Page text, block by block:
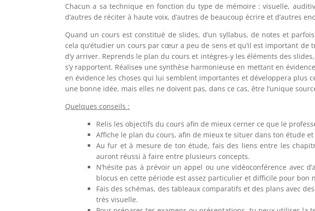
Chacun a sa technique en fonction du type de mémoire : visuelle,
d’autres de réciter à haute voix, d’autres de beaucoup écrire et d’autres
Quand un cours est constitué de slides, d’un syllabus, de notes et
cela qu’étudier un cours par cœur a peu de sens et qu’il est important
d’y arriver. Reprends le plan du cours et intègres-y les éléments des
s’y rapportent. Réalisesune synthèse harmonieuse en mettant en
en évidence les choses qui lui semblent importantes et développera plus
une bonne idée, mais elles ne doivent pas, dans ce cas, être l’unique
Quelques conseils :
Relis les objectifs du cours afin de mieux cerner ce que le
Affiche le plan du cours, afin de mieux te situer dans ton étude
Au fur et à mesure de ton étude, fais des liens entre les
auront réussi à faire entre plusieurs concepts.
N’hésite pas à prévoir un appel ou une vidéoconférence avec
blocus en cette période est assez particulier et difficile pour
Fais des schémas, des tableaux comparatifs et des plans avec
très visuelle.